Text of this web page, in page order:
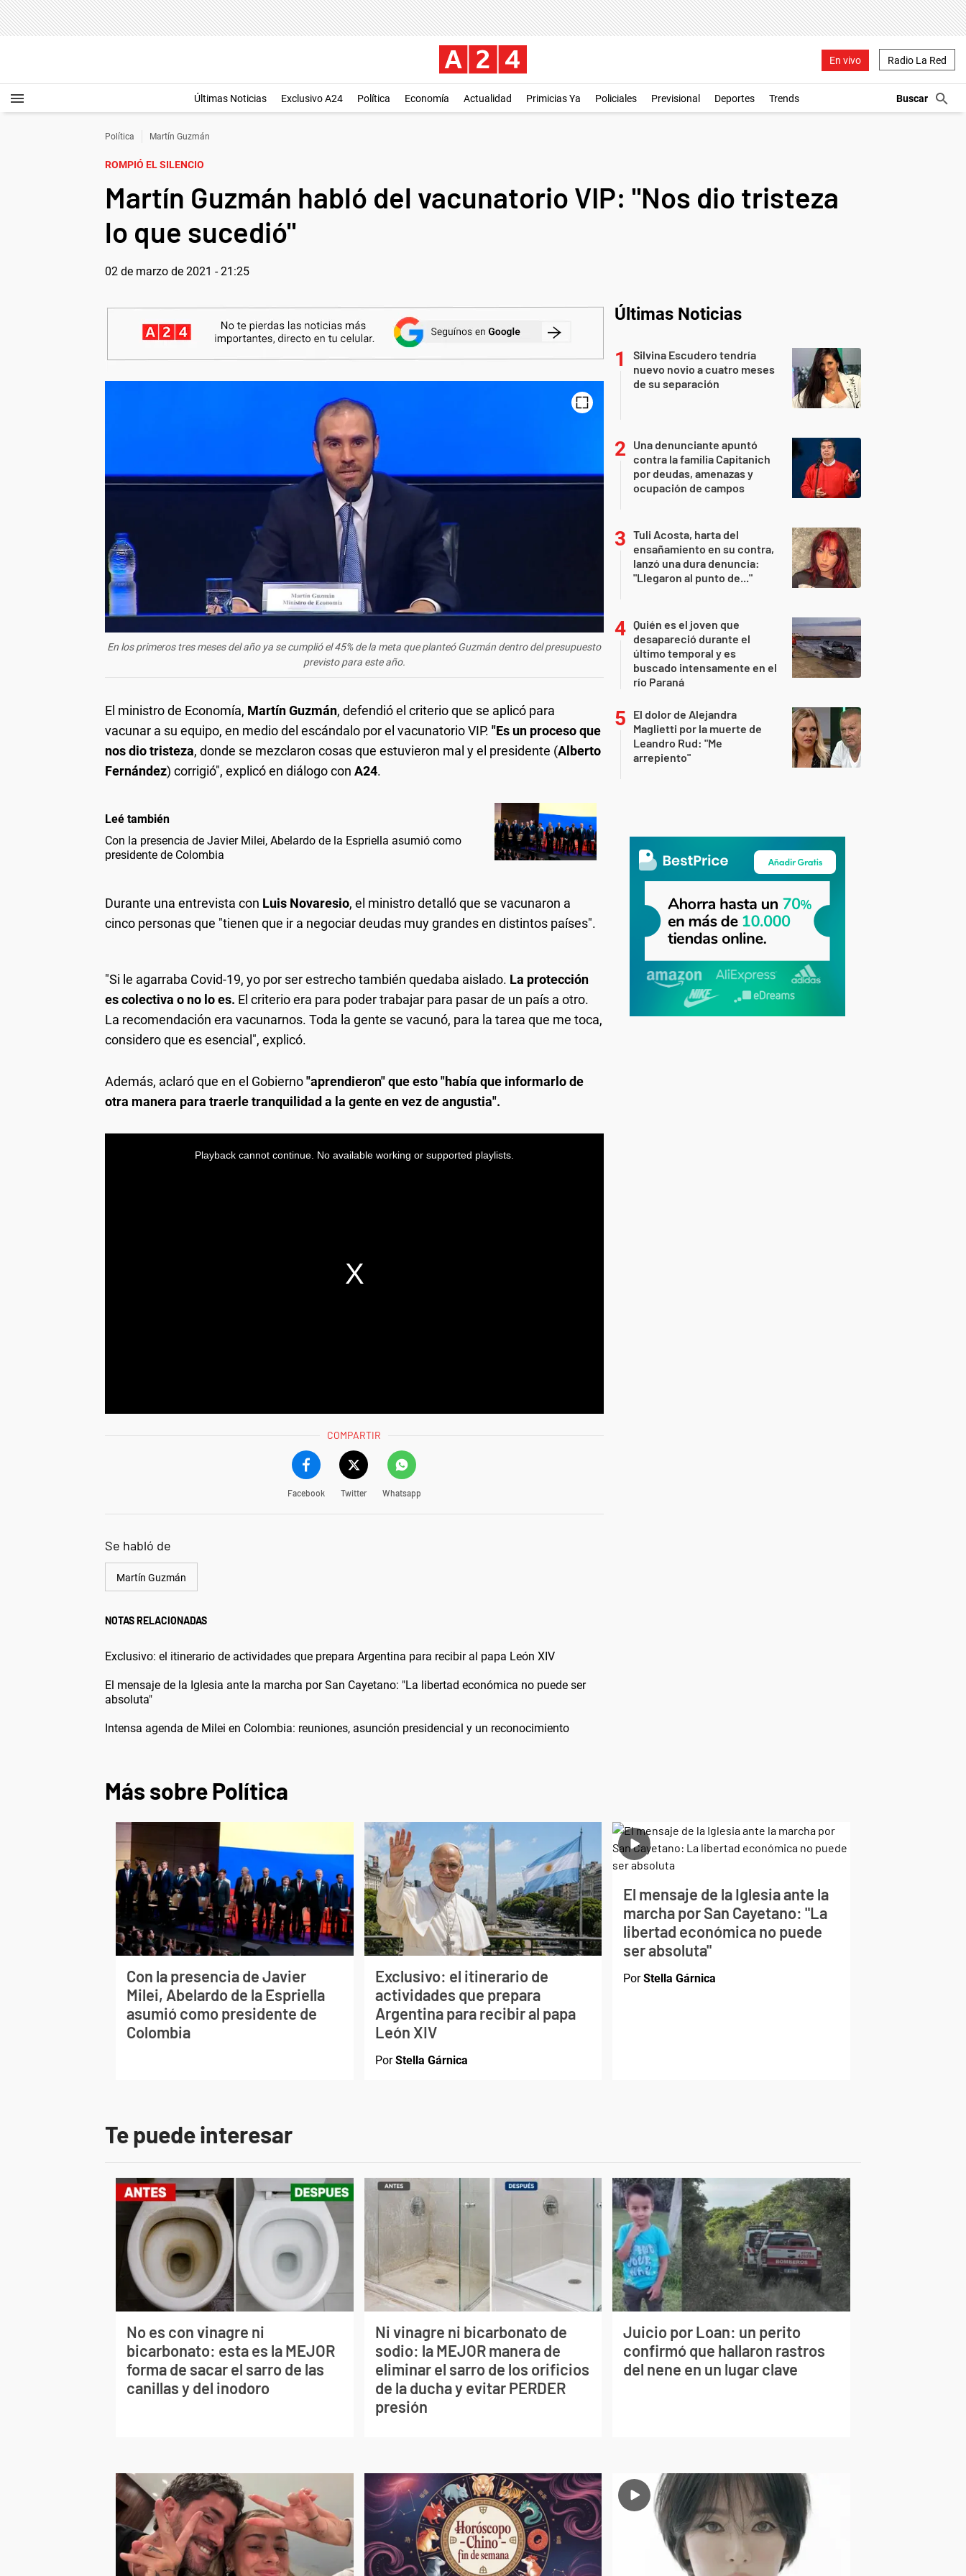
En vivo Radio La Red
Últimas Noticias Exclusivo A24 Política Economía Actualidad Primicias Ya Policiales Previsional Deportes Trends
Política Martín Guzmán
ROMPIÓ EL SILENCIO
Martín Guzmán habló del vacunatorio VIP: "Nos dio tristeza
lo que sucedió"
02 de marzo de 2021 - 21:25
En los primeros tres meses del año ya se cumplió el 45% de la meta que planteó Guzmán dentro del presupuesto
previsto para este año.
El ministro de Economía, Martín Guzmán, defendió el criterio que se aplicó para
vacunar a su equipo, en medio del escándalo por el vacunatorio VIP. "Es un proceso que
nos dio tristeza, donde se mezclaron cosas que estuvieron mal y el presidente (Alberto
Fernández) corrigió", explicó en diálogo con A24.
Leé también
Con la presencia de Javier Milei, Abelardo de la Espriella asumió como
presidente de Colombia
Durante una entrevista con Luis Novaresio, el ministro detalló que se vacunaron a
cinco personas que "tienen que ir a negociar deudas muy grandes en distintos países".
"Si le agarraba Covid-19, yo por ser estrecho también quedaba aislado. La protección
es colectiva o no lo es. El criterio era para poder trabajar para pasar de un país a otro.
La recomendación era vacunarnos. Toda la gente se vacunó, para la tarea que me toca,
considero que es esencial", explicó.
Además, aclaró que en el Gobierno"aprendieron" que esto "había que informarlo de
otra manera para traerle tranquilidad a la gente en vez de angustia".
COMPARTIR
Facebook Twitter Whatsapp
Se habló de
Martín Guzmán
NOTAS RELACIONADAS
Exclusivo: el itinerario de actividades que prepara Argentina para recibir al papa León XIV
El mensaje de la Iglesia ante la marcha por San Cayetano: "La libertad económica no puede ser
absoluta"
Intensa agenda de Milei en Colombia: reuniones, asunción presidencial y un reconocimiento
Últimas Noticias
Silvina Escudero tendría
nuevo novio a cuatro meses
de su separación
Una denunciante apuntó
contra la familia Capitanich
por deudas, amenazas y
ocupación de campos
Tuli Acosta, harta del
ensañamiento en su contra,
lanzó una dura denuncia:
"Llegaron al punto de..."
Quién es el joven que
desapareció durante el
último temporal y es
buscado intensamente en el
río Paraná
El dolor de Alejandra
Maglietti por la muerte de
Leandro Rud: "Me
arrepiento"
Más sobre Política
Con la presencia de Javier
Milei, Abelardo de la Espriella
asumió como presidente de
Colombia
Exclusivo: el itinerario de
actividades que prepara
Argentina para recibir al papa
León XIV
PorStella Gárnica
El mensaje de la Iglesia ante la
marcha por San Cayetano: "La
libertad económica no puede
ser absoluta"
PorStella Gárnica
Te puede interesar
No es con vinagre ni
bicarbonato: esta es la MEJOR
forma de sacar el sarro de las
canillas y del inodoro
Ni vinagre ni bicarbonato de
sodio: la MEJOR manera de
eliminar el sarro de los orificios
de la ducha y evitar PERDER
presión
Juicio por Loan: un perito
confirmó que hallaron rastros
del nene en un lugar clave